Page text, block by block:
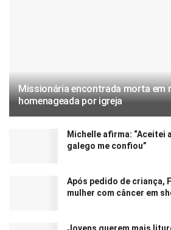
Missionária encontrada morta em
homenageada por igreja
Michelle afirma: “Aceitei
galego me confiou”
Após pedido de criança,
mulher com câncer em